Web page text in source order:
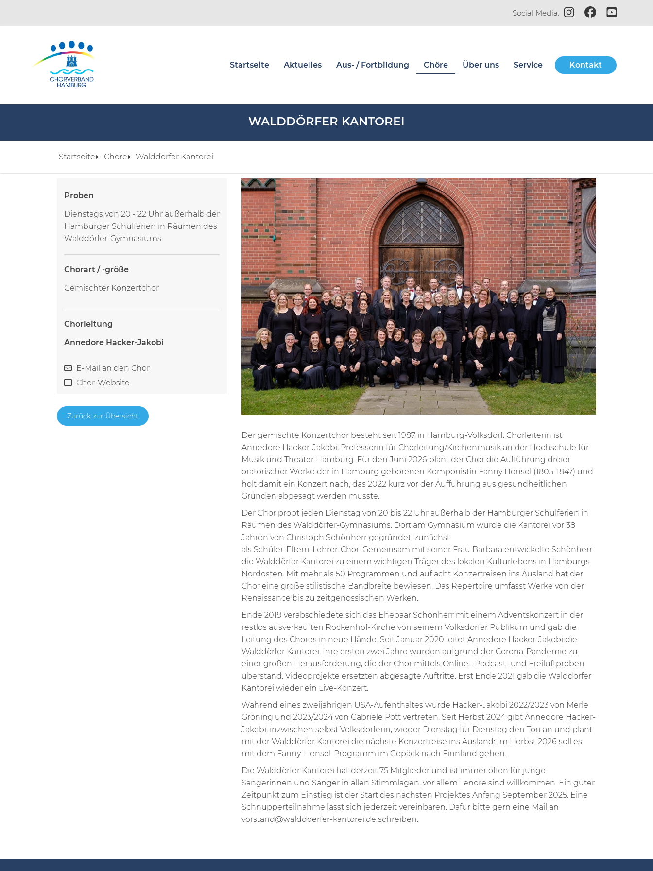
Social Media: Zum Instagram-Profil
Zur Facebook-
Zum
Startseite Aktuelles Aus- / Fortbildung Chöre Über uns Service Kontakt
WALDDÖRFER KANTOREI
Startseite Chöre Walddörfer Kantorei
Der gemischte Konzertchor besteht seit 1987 in Hamburg-Volksdorf. Chorleiterin ist
Annedore Hacker-Jakobi, Professorin für Chorleitung/Kirchenmusik an der Hochschule für
Musik und Theater Hamburg. Für den Juni 2026 plant der Chor die Aufführung dreier
oratorischer Werke der in Hamburg geborenen Komponistin Fanny Hensel (1805-1847) und
holt damit ein Konzert nach, das 2022 kurz vor der Aufführung aus gesundheitlichen
Gründen abgesagt werden musste.
Der Chor probt jeden Dienstag von 20 bis 22 Uhr außerhalb der Hamburger Schulferien in
Räumen des Walddörfer-Gymnasiums. Dort am Gymnasium wurde die Kantorei vor 38
Jahren von Christoph Schönherr gegründet, zunächst
als Schüler-Eltern-Lehrer-Chor. Gemeinsam mit seiner Frau Barbara entwickelte Schönherr
die Walddörfer Kantorei zu einem wichtigen Träger des lokalen Kulturlebens in Hamburgs
Nordosten. Mit mehr als 50 Programmen und auf acht Konzertreisen ins Ausland hat der
Chor eine große stilistische Bandbreite bewiesen. Das Repertoire umfasst Werke von der
Renaissance bis zu zeitgenössischen Werken.
Ende 2019 verabschiedete sich das Ehepaar Schönherr mit einem Adventskonzert in der
restlos ausverkauften Rockenhof-Kirche von seinem Volksdorfer Publikum und gab die
Leitung des Chores in neue Hände. Seit Januar 2020 leitet Annedore Hacker-Jakobi die
Walddörfer Kantorei. Ihre ersten zwei Jahre wurden aufgrund der Corona-Pandemie zu
einer großen Herausforderung, die der Chor mittels Online-, Podcast- und Freiluftproben
überstand. Videoprojekte ersetzten abgesagte Auftritte. Erst Ende 2021 gab die Walddörfer
Kantorei wieder ein Live-Konzert.
Während eines zweijährigen USA-Aufenthaltes wurde Hacker-Jakobi 2022/2023 von Merle
Gröning und 2023/2024 von Gabriele Pott vertreten. Seit Herbst 2024 gibt Annedore Hacker-
Jakobi, inzwischen selbst Volksdorferin, wieder Dienstag für Dienstag den Ton an und plant
mit der Walddörfer Kantorei die nächste Konzertreise ins Ausland: Im Herbst 2026 soll es
mit dem Fanny-Hensel-Programm im Gepäck nach Finnland gehen.
Die Walddörfer Kantorei hat derzeit 75 Mitglieder und ist immer offen für junge
Sängerinnen und Sänger in allen Stimmlagen, vor allem Tenöre sind willkommen. Ein guter
Zeitpunkt zum Einstieg ist der Start des nächsten Projektes Anfang September 2025. Eine
Schnupperteilnahme lässt sich jederzeit vereinbaren. Dafür bitte gern eine Mail an
vorstand@walddoerfer-kantorei.de schreiben.
Proben
Dienstags von 20 - 22 Uhr außerhalb der
Hamburger Schulferien in Räumen des
Walddörfer-Gymnasiums
Chorart / -größe
Gemischter Konzertchor
Chorleitung
Annedore Hacker-Jakobi
E-Mail an den Chor
Chor-Website
Zurück zur Übersicht